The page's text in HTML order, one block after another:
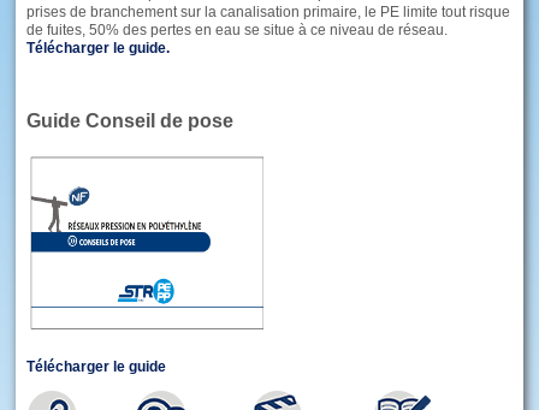
prises de branchement sur la canalisation primaire, le PE limite tout risque
de fuites, 50% des pertes en eau se situe à ce niveau de réseau.
Télécharger le guide.
Guide Conseil de pose
Télécharger le guide